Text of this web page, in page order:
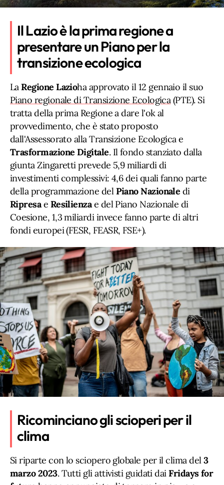
Il Lazio è la prima regione a
presentare un Piano per la
transizione ecologica
LaRegione Lazioha approvato il 12 gennaio il suo
Piano regionale di Transizione Ecologica(PTE). Si
tratta della prima Regione a dare l'ok al
provvedimento, che è stato proposto
dall'Assessorato alla Transizione Ecologica e
Trasformazione Digitale. Il fondo stanziato dalla
giunta Zingaretti prevede 5,9 miliardi di
investimenti complessivi: 4,6 dei quali fanno parte
della programmazione delPiano Nazionale di
Ripresae Resilienzae del Piano Nazionale di
Coesione, 1,3 miliardi invece fanno parte di altri
fondi europei (FESR, FEASR, FSE+).
Ricominciano gli scioperi per il
clima
Si riparte con lo sciopero globale per il clima del3
marzo 2023. Tutti gli attivisti guidati daiFridays for